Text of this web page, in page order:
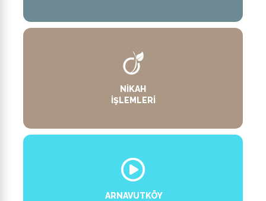
NIKAH
İŞLEMLERI
ARNAVUTKÖY